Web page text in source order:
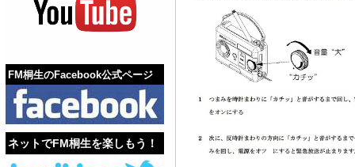
FM桐生のFacebook公式ページ
ネットでFM桐生を楽しもう！